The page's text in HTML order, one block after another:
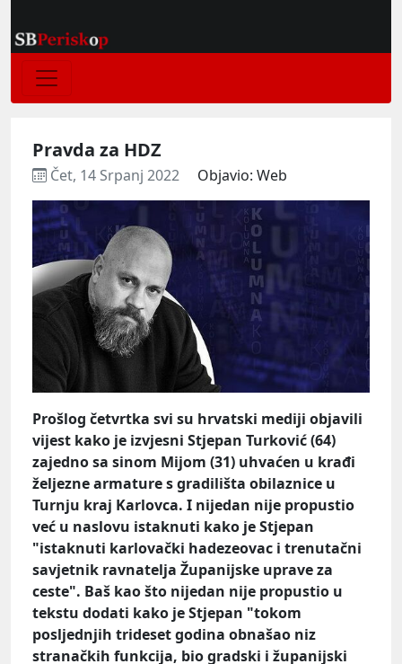
Pravda za HDZ
Čet, 14 Srpanj 2022 Objavio: Web
Prošlog četvrtka svi su hrvatski mediji objavili
vijest kako je izvjesni Stjepan Turković (64)
zajedno sa sinom Mijom (31) uhvaćen u krađi
željezne armature s gradilišta obilaznice u
Turnju kraj Karlovca. I nijedan nije propustio
već u naslovu istaknuti kako je Stjepan
"istaknuti karlovački hadezeovac i trenutačni
savjetnik ravnatelja Županijske uprave za
ceste". Baš kao što nijedan nije propustio u
tekstu dodati kako je Stjepan "tokom
posljednjih trideset godina obnašao niz
stranačkih funkcija, bio gradski i županijski